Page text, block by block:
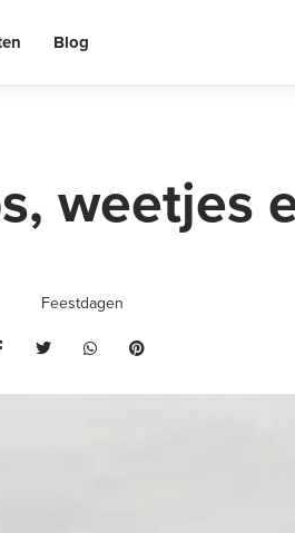
Blog
weetjes
Feestdagen